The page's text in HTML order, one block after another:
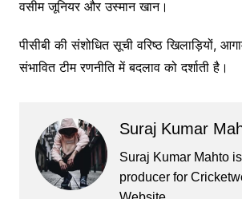
वसीम जूनियर और उस्मान खान।
पीसीबी की संशोधित सूची वरिष्ठ खिलाड़ियों,
संभावित टीम रणनीति में बदलाव को दर्शाती है।
Suraj Kumar
Suraj Kumar Mahto
producer for